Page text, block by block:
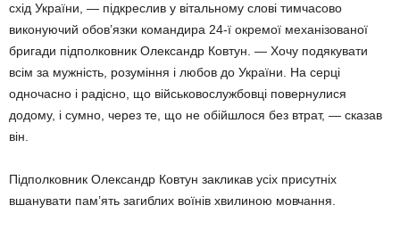
схід України, — підкреслив у вітальному слові тимчасово
виконуючий обов’язки командира 24-ї окремої механізованої
бригади підполковник Олександр Ковтун. — Хочу подякувати
всім за мужність, розуміння і любов до України. На серці
одночасно і радісно, що військовослужбовці повернулися
додому, і сумно, через те, що не обійшлося без втрат, — сказав
він.
Підполковник Олександр Ковтун закликав усіх присутніх
вшанувати пам’ять загиблих воїнів хвилиною мовчання.